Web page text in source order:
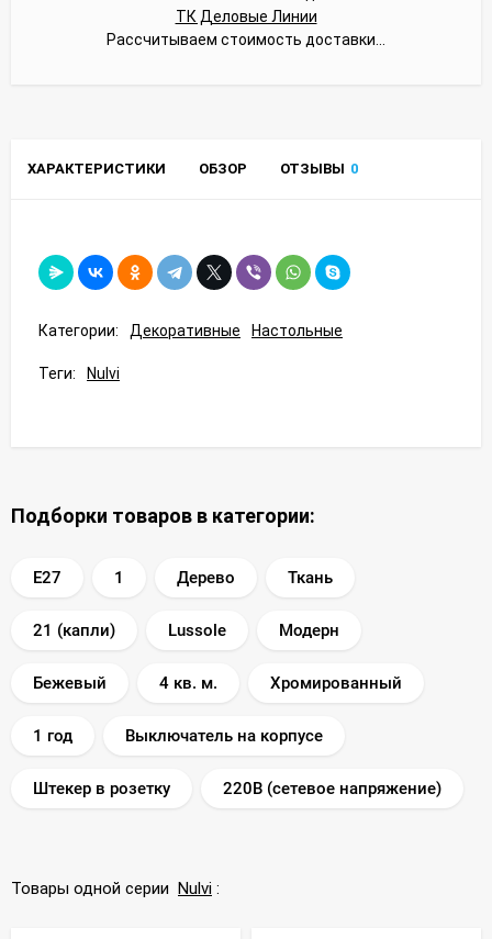
ТК Деловые Линии
Рассчитываем стоимость доставки...
ХАРАКТЕРИСТИКИ ОБЗОР ОТЗЫВЫ 0
Категории: Декоративные Настольные
Теги: Nulvi
Подборки товаров в категории:
E27 1 Дерево Ткань
21 (капли) Lussole Модерн
Бежевый 4 кв. м. Хромированный
1 год Выключатель на корпусе
Штекер в розетку 220В (сетевое напряжение)
Товары одной серии Nulvi :